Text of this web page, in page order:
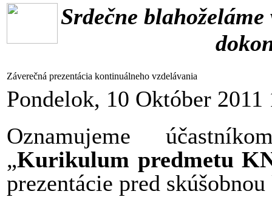
Srdečne
Záverečná prezentácia kontinuálneho vzdelávania
Pondelok, 10 Október 2011
Oznamujeme
„Kurikulum predmetu
prezentácie pred